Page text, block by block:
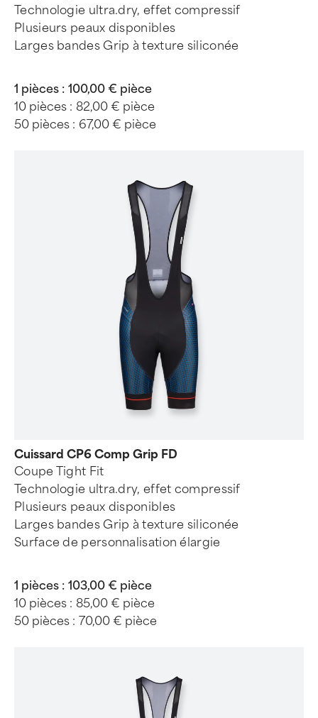
Technologie ultra.dry, effet compressif
Plusieurs peaux disponibles
Larges bandes Grip à texture siliconée
1 pièces : 100,00 € pièce
10 pièces : 82,00 € pièce
50 pièces : 67,00 € pièce
Cuissard CP6 Comp Grip FD
Coupe Tight Fit
Technologie ultra.dry, effet compressif
Plusieurs peaux disponibles
Larges bandes Grip à texture siliconée
Surface de personnalisation élargie
1 pièces : 103,00 € pièce
10 pièces : 85,00 € pièce
50 pièces : 70,00 € pièce